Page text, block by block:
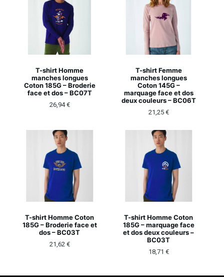
T-shirt Homme
manches longues
Coton 185G – Broderie
face et dos – BC07T
26,94€
T-shirt Femme
manches longues
Coton 145G –
marquage face et dos
deux couleurs – BC06T
21,25 €
T-shirt Homme Coton
185G – Broderie face et
dos – BC03T
21,62 €
T-shirt Homme Coton
185G – marquage face
et dos deux couleurs –
BC03T
18,71 €